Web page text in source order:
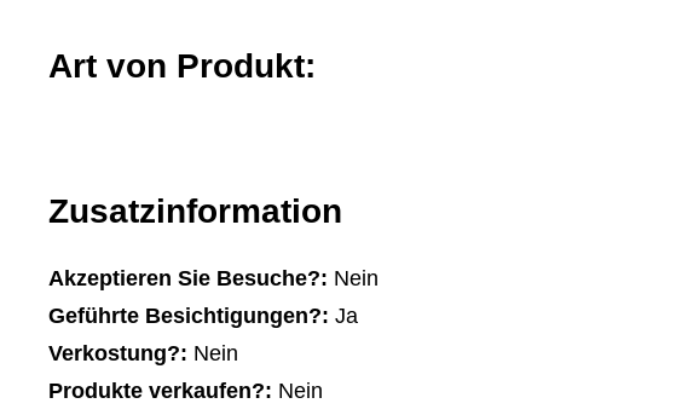
Art von Produkt:
Zusatzinformation
Akzeptieren Sie Besuche?: Nein
Geführte Besichtigungen?: Ja
Verkostung?: Nein
Produkte verkaufen?: Nein